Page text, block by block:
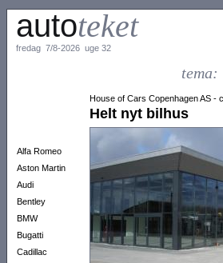
autoteket
fredag 7/8-2026 uge 32
Alfa Romeo
Aston Martin
Audi
Bentley
BMW
Bugatti
Cadillac
tema:
House of Cars Copenhagen AS -
Helt nyt bilhus